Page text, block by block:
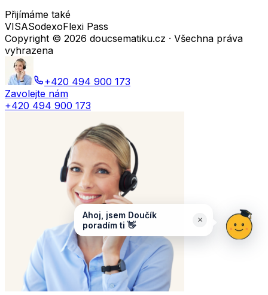
Přijímáme také
VISASodexoFlexi Pass
Copyright © 2026 doucsematiku.cz · Všechna práva
vyhrazena
+420 494 900 173
Zavolejte nám
+420 494 900 173
Ahoj, jsem Doučík
poradím ti 👋
×